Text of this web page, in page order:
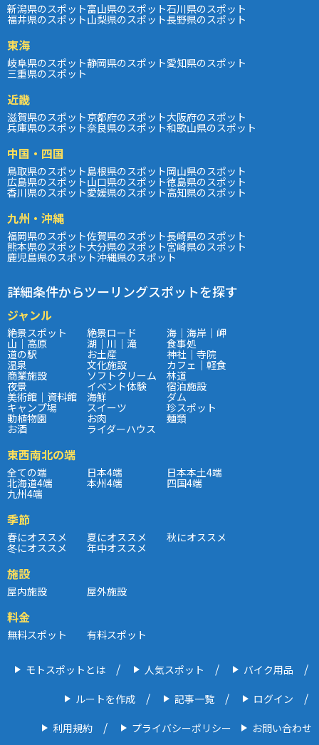
新潟県のスポット富山県のスポット石川県のスポット
福井県のスポット山梨県のスポット長野県のスポット
東海
岐阜県のスポット静岡県のスポット愛知県のスポット
三重県のスポット
近畿
滋賀県のスポット京都府のスポット大阪府のスポット
兵庫県のスポット奈良県のスポット和歌山県のスポット
中国・四国
鳥取県のスポット島根県のスポット岡山県のスポット
広島県のスポット山口県のスポット徳島県のスポット
香川県のスポット愛媛県のスポット高知県のスポット
九州・沖縄
福岡県のスポット佐賀県のスポット長崎県のスポット
熊本県のスポット大分県のスポット宮崎県のスポット
鹿児島県のスポット沖縄県のスポット
詳細条件からツーリングスポットを探す
ジャンル
絶景スポット 絶景ロード 海｜海岸｜岬
山｜高原 湖｜川｜滝 食事処
道の駅 お土産 神社｜寺院
温泉 文化施設 カフェ｜軽食
商業施設 ソフトクリーム 林道
夜景 イベント体験 宿泊施設
美術館｜資料館 海鮮 ダム
キャンプ場 スイーツ 珍スポット
動植物園 お肉 麺類
お酒 ライダーハウス
東西南北の端
全ての端 日本4端 日本本土4端
北海道4端 本州4端 四国4端
九州4端
季節
春にオススメ 夏にオススメ 秋にオススメ
冬にオススメ 年中オススメ
施設
屋内施設 屋外施設
料金
無料スポット 有料スポット
モトスポットとは 人気スポット バイク用品
ルートを作成 記事一覧 ログイン
利用規約 プライバシーポリシー お問い合わせ